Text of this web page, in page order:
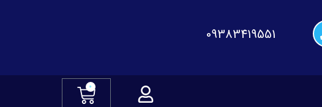
09383419551
0